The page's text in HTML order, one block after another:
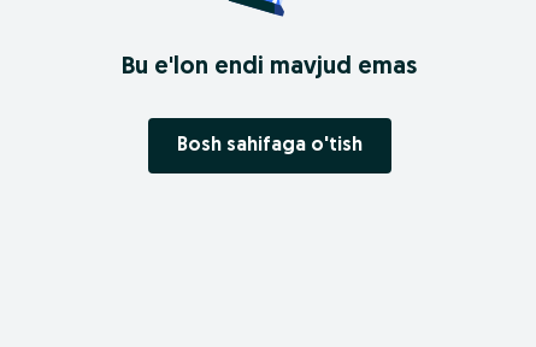
Bu e'lon endi mavjud emas
Bosh sahifaga o'tish